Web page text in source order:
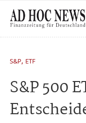
S&P, ETF
S&P 500